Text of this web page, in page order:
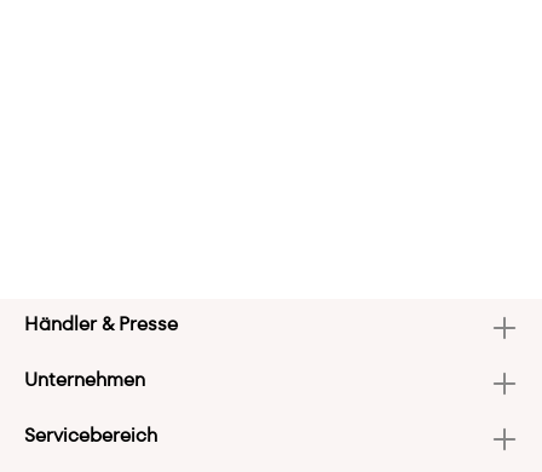
Händler & Presse
Unternehmen
Servicebereich